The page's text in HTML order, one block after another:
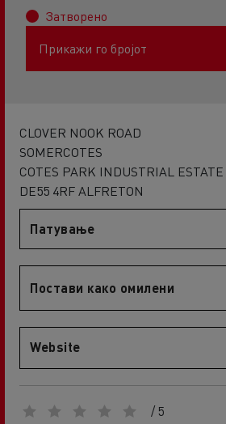
Затворено
Прикажи го бројот
CLOVER NOOK ROAD
SOMERCOTES
COTES PARK INDUSTRIAL ESTATE
DE55 4RF ALFRETON
Патување
Постави како омилени
Website
/ 5